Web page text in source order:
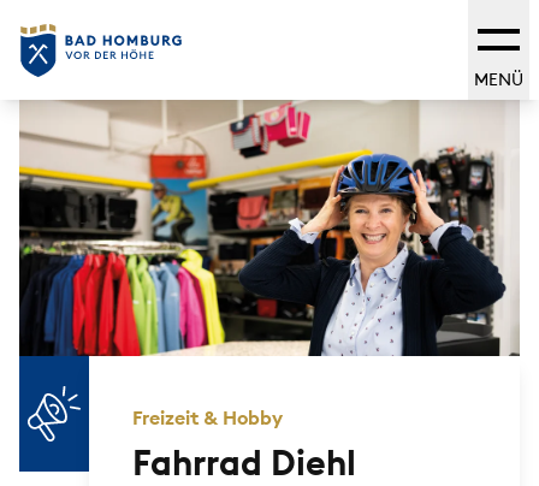
MENÜ
Freizeit & Hobby
Fahrrad Diehl